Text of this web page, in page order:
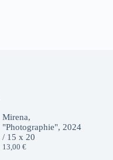
Mirena,
"Photographie", 2024
/ 15 x 20
13,00 €